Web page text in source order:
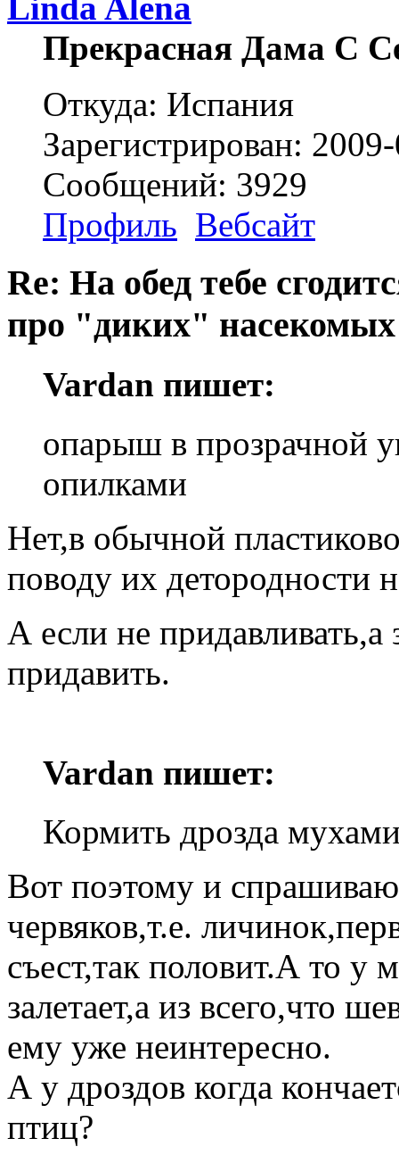
Linda Alena
Прекрасная Дама С
Откуда: Испания
Зарегистрирован:
Сообщений: 3929
Профиль Вебсайт
Re: На обед тебе
про "диких" насекомых
Vardan пишет:
опарыш в прозрачной
опилками
Нет,в обычной
поводу их детородности
А если не
придавить.
Vardan пишет:
Кормить дрозда
Вот поэтому и
червяков,т.е.
съест,так половит.А то у
залетает,а из всего,что
ему уже неинтересно.
А у дроздов когда
птиц?